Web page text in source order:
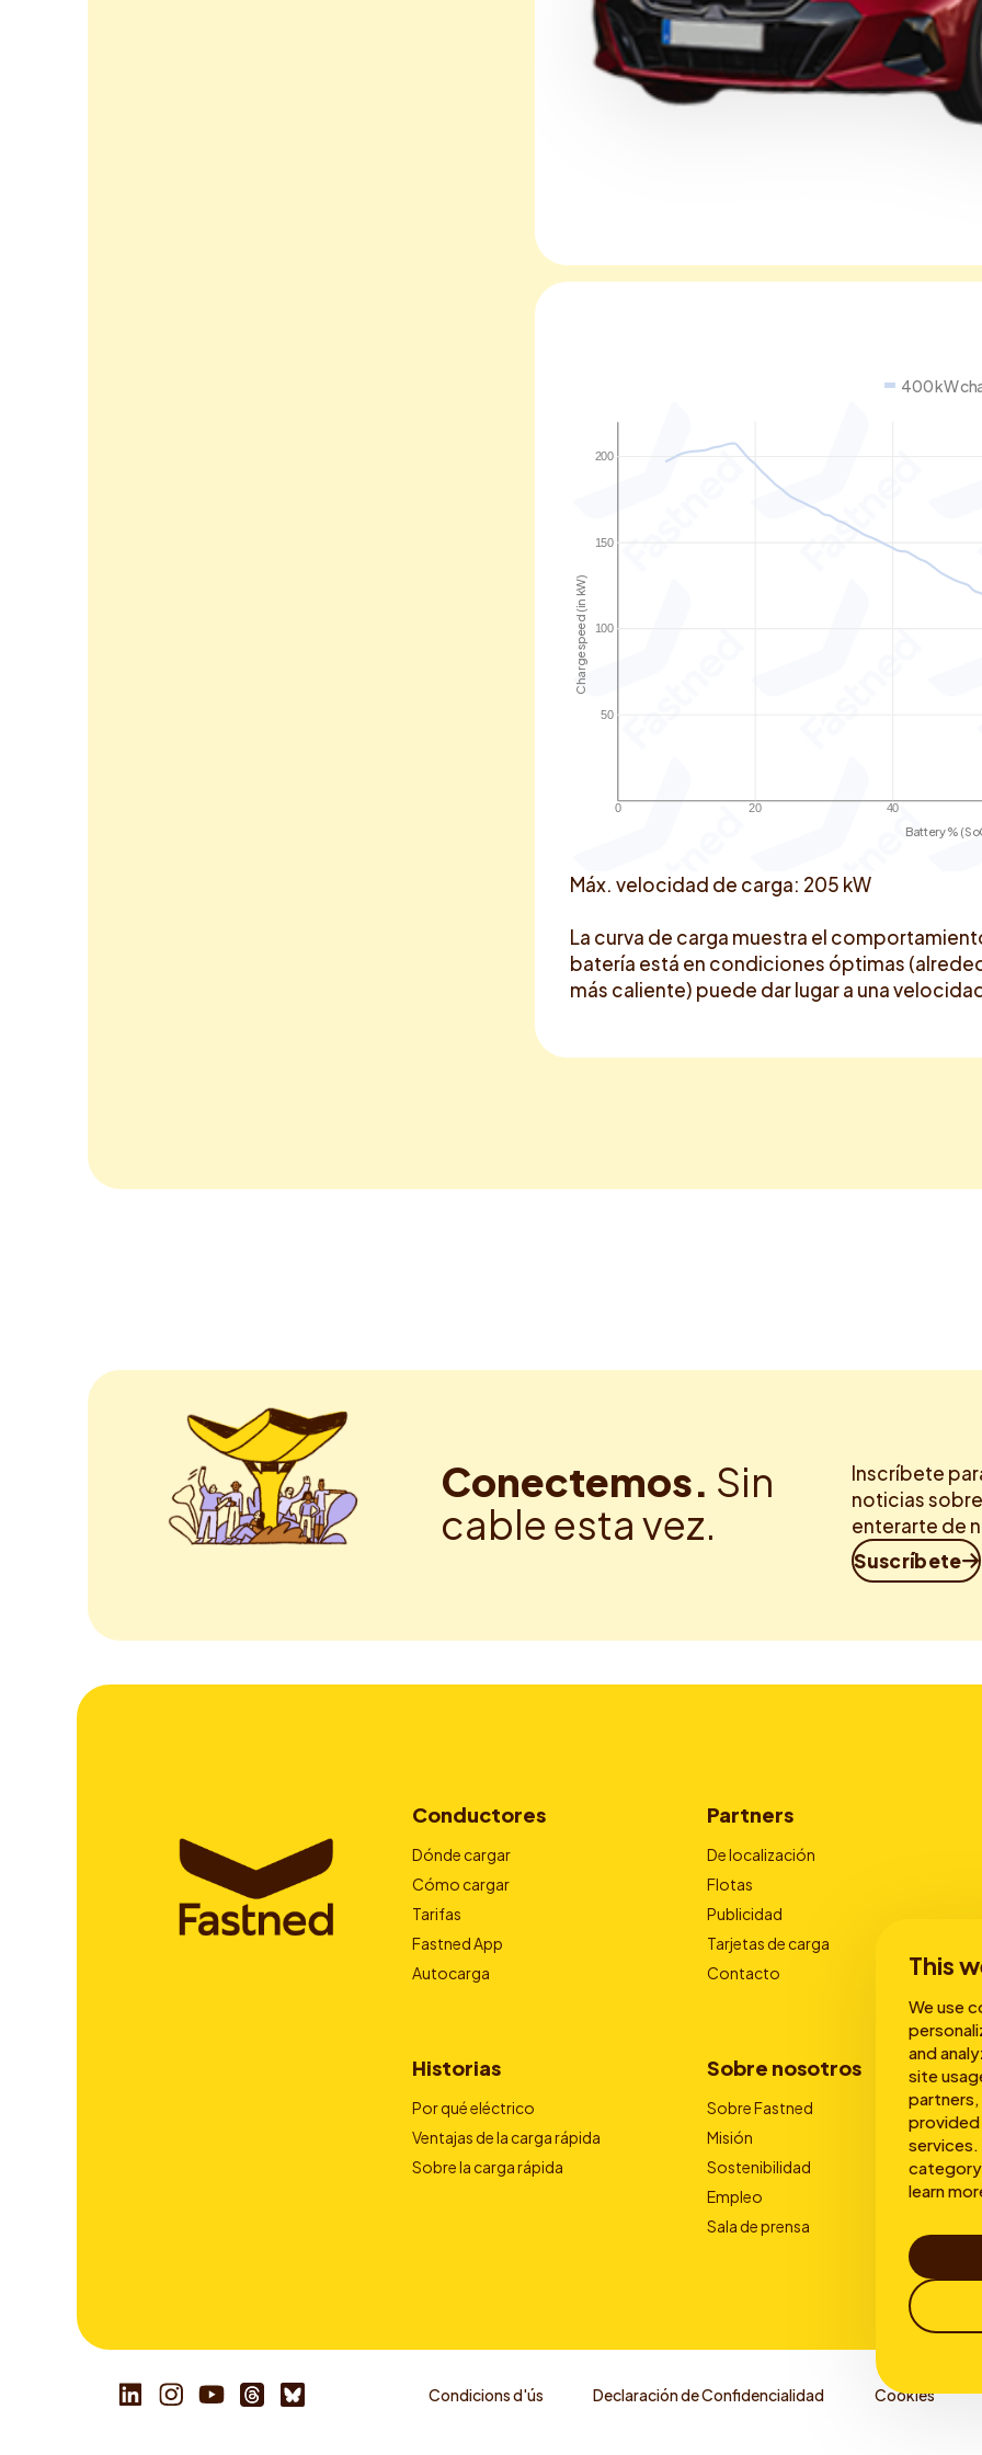
This
We use
and
site
services.
category
learn
400 kW
0 20 40
50
100
150
200
Battery %
Charge speed (in kW)
Máx. velocidad de carga: 205 kW
La curva de carga muestra el
batería está en condiciones óptimas
más caliente) puede dar lugar a una
Conectemos. Sin
cable esta vez.
Inscríbete
noticias
enterarte de
Suscríbete
Conductores
Dónde cargar
Cómo cargar
Tarifas
Fastned App
Autocarga
Partners
De localización
Flotas
Publicidad
Tarjetas de carga
Contacto
Historias
Por qué eléctrico
Ventajas de la carga rápida
Sobre la carga rápida
Sobre nosotros
Sobre Fastned
Misión
Sostenibilidad
Empleo
Sala de prensa
Condicions d'ús Declaración de Confidencialidad Cookies